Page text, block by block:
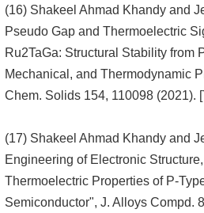
(16) Shakeel Ahmad Khandy and
Pseudo Gap and Thermoelectric
Ru2TaGa: Structural Stability from
Mechanical, and Thermodynamic
Chem. Solids 154, 110098 (2021).
(17) Shakeel Ahmad Khandy and
Engineering of Electronic
Thermoelectric Properties of P-
Semiconductor", J. Alloys Compd.